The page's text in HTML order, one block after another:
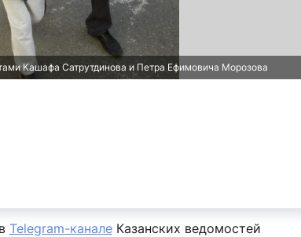
Кашафа Сатрутдинова и Петра Ефимовича Морозова
Telegram-каналеКазанских ведомостей